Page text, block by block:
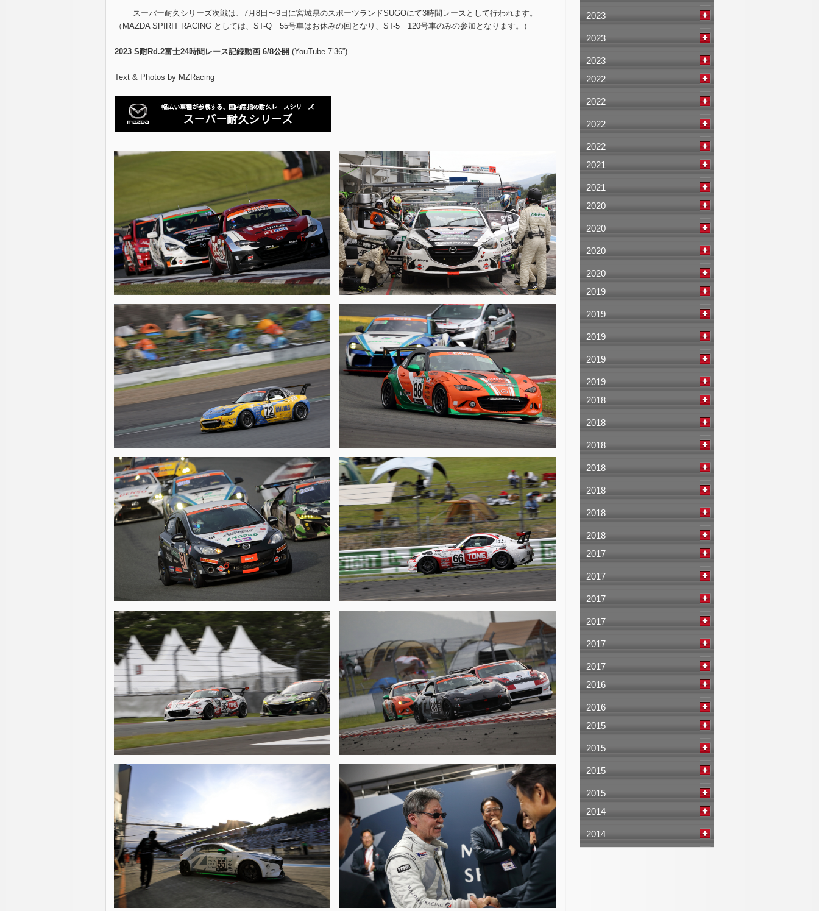
スーパー耐久シリーズ次戦は、7月8日〜9日に宮城県のスポーツランドSUGOにて3時間レースとして行われます。
（MAZDA SPIRIT RACING としては、ST-Q 55号車はお休みの回となり、ST-5 120号車のみの参加となります。）
2023 S耐Rd.2富士24時間レース記録動画 6/8公開 (YouTube 7’36”)
Text & Photos by MZRacing
2023
2023
2023
2022
2022
2022
2022
2021
2021
2020
2020
2020
2020
2019
2019
2019
2019
2019
2018
2018
2018
2018
2018
2018
2018
2017
2017
2017
2017
2017
2017
2016
2016
2015
2015
2015
2015
2014
2014